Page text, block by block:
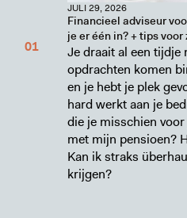
JULI 29, 2026
Financieel adviseur
je er één in? + tips voor
Je draait al een tijdje
opdrachten komen
en je hebt je plek
hard werkt aan je
die je misschien
met mijn pensioen?
Kan ik straks
krijgen?